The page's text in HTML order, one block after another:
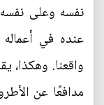
نفسه وعلى
عنده في
واقعنا. وهكذا،
مدافعًا عن